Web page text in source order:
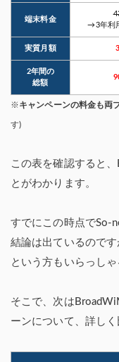
端末料金
→3年利
実質月額
2年間の
総額
※キャンペーンの料金も両
す)
この表を確認すると
とがわかります。
すでにこの時点でSo-
結論は出ているので
という方もいらっしゃ
そこで、次は
ーンについて、詳しく